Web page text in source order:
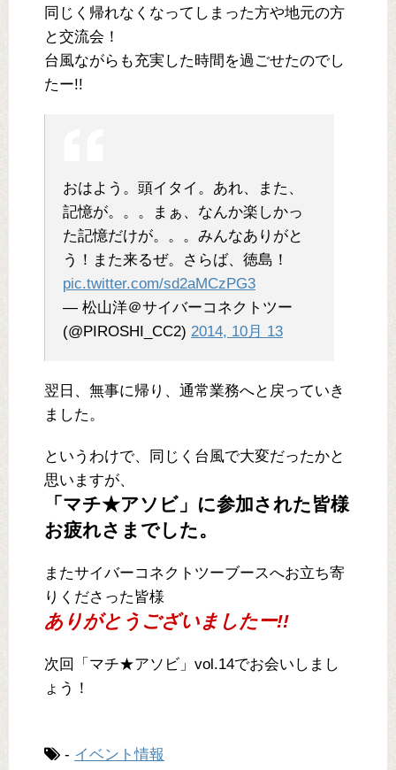
同じく帰れなくなってしまった方や地元の方
と交流会！
台風ながらも充実した時間を過ごせたのでし
たー!!
おはよう。頭イタイ。あれ、また、
記憶が。。。まぁ、なんか楽しかっ
た記憶だけが。。。みんなありがと
う！また来るぜ。さらば、徳島！
pic.twitter.com/sd2aMCzPG3
— 松山洋＠サイバーコネクトツー
(@PIROSHI_CC2) 2014, 10月 13
翌日、無事に帰り、通常業務へと戻っていき
ました。
というわけで、同じく台風で大変だったかと
思いますが、
「マチ★アソビ」に参加された皆様
お疲れさまでした。
またサイバーコネクトツーブースへお立ち寄
りくださった皆様
ありがとうございましたー!!
次回「マチ★アソビ」vol.14でお会いしまし
ょう！
- イベント情報